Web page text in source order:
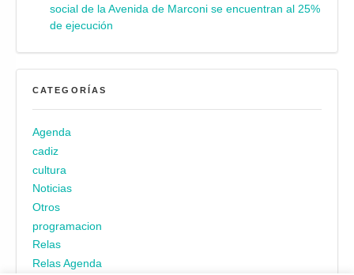
social de la Avenida de Marconi se encuentran al 25%
de ejecución
CATEGORÍAS
Agenda
cadiz
cultura
Noticias
Otros
programacion
Relas
Relas Agenda